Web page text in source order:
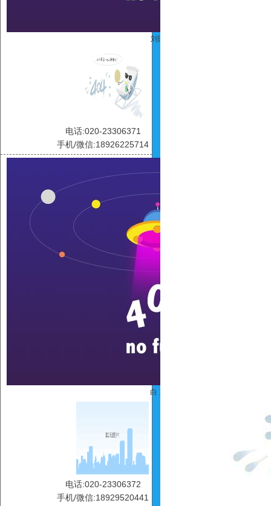
刘田
电话:020-23306371
手机/微信:18926225714
白 灵
电话:020-23306372
手机/微信:18929520441